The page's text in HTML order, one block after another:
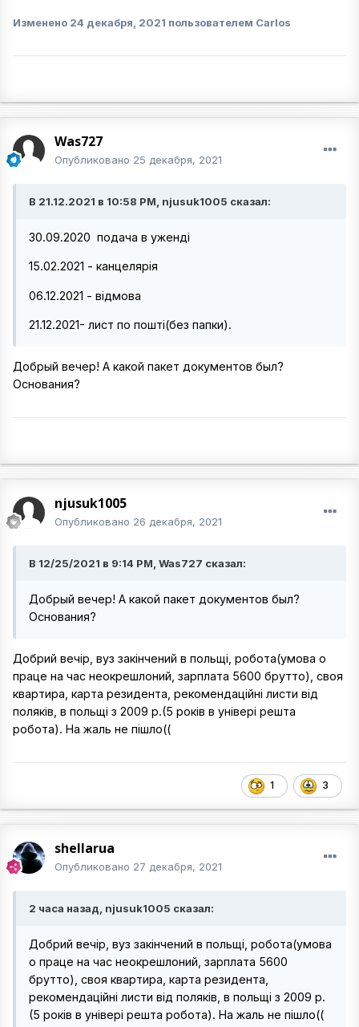
Изменено 24 декабря, 2021 пользователем Carlos
Was727
Опубликовано 25 декабря, 2021
В 21.12.2021 в 10:58 PM, njusuk1005 сказал:
30.09.2020 подача в уженді
15.02.2021 - канцелярія
06.12.2021 - відмова
21.12.2021- лист по пошті(без папки).
Добрый вечер! А какой пакет документов был?
Основания?
njusuk1005
Опубликовано 26 декабря, 2021
В 12/25/2021 в 9:14 PM, Was727 сказал:
Добрый вечер! А какой пакет документов был?
Основания?
Добрий вечір, вуз закінчений в польщі, робота(умова о
праце на час неокрешлоний, зарплата 5600 брутто), своя
квартира, карта резидента, рекомендаційні листи від
поляків, в польщі з 2009 р.(5 років в універі решта
робота). На жаль не пішло((
1 3
shellarua
Опубликовано 27 декабря, 2021
2 часа назад, njusuk1005 сказал:
Добрий вечір, вуз закінчений в польщі, робота(умова
о праце на час неокрешлоний, зарплата 5600
брутто), своя квартира, карта резидента,
рекомендаційні листи від поляків, в польщі з 2009 р.
(5 років в універі решта робота). На жаль не пішло((